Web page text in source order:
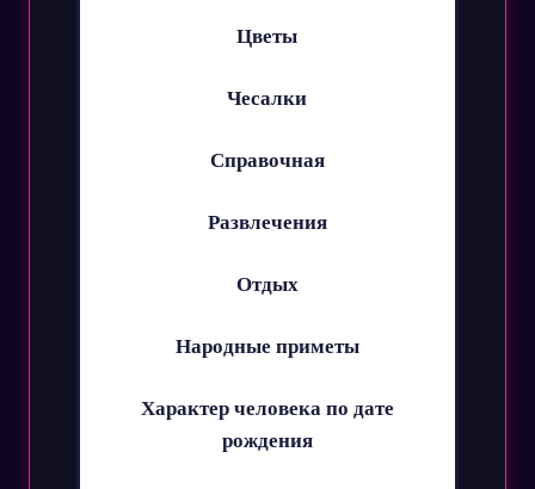
Цветы
Чесалки
Справочная
Развлечения
Отдых
Народные приметы
Характер человека по дате
рождения